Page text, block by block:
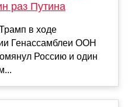
раз Путина
в ходе
Генассамблеи ООН
Россию и один